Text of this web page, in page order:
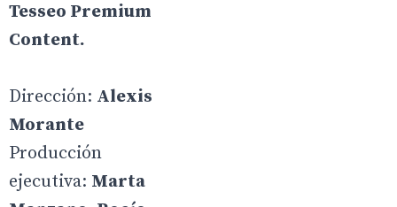
Tesseo Premium
Content.
Dirección: Alexis
Morante
Producción
ejecutiva: Marta